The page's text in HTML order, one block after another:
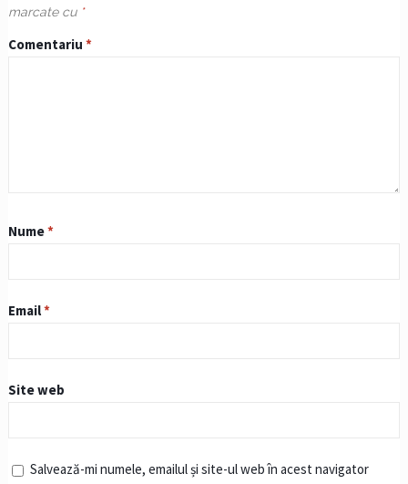
marcate cu *
Comentariu *
Nume*
Email*
Site web
Salvează-mi numele, emailul și site-ul web în acest navigator